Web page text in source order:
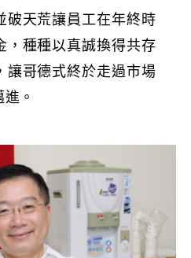
破天荒讓員工在年終時
，種種以真誠換得共存
讓哥德式終於走過市場
。